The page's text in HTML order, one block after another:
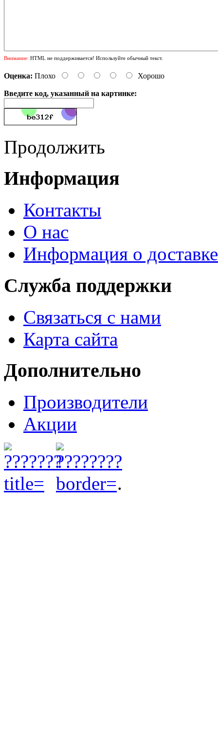
Внимание: HTML не поддерживается! Используйте обычный текст.
Оценка: Плохо Хорошо
Введите код, указанный на картинке:
Продолжить
Информация
Контакты
О нас
Информация о доставке
Служба поддержки
Связаться с нами
Карта сайта
Дополнительно
Производители
Акции
.